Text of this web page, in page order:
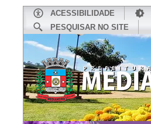
ACESSIBILIDADE
PESQUISAR NO SITE